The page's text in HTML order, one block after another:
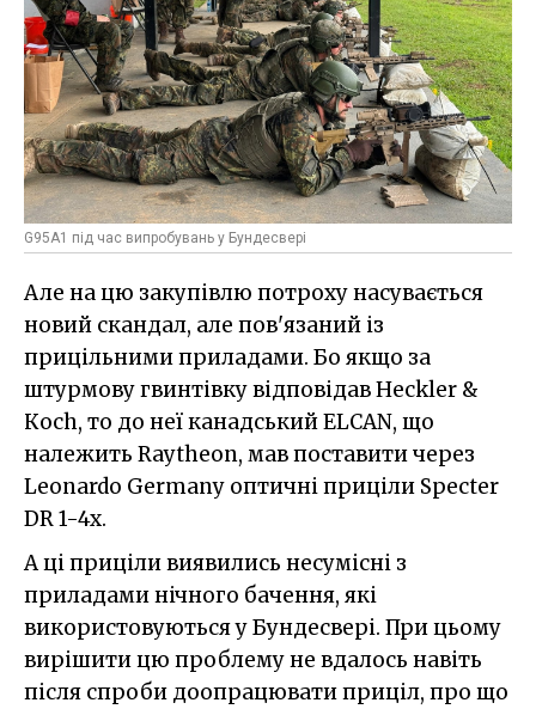
G95A1 під час випробувань у Бундесвері
Але на цю закупівлю потроху насувається
новий скандал, але пов'язаний із
прицільними приладами. Бо якщо за
штурмову гвинтівку відповідав Heckler &
Кoch, то до неї канадський ELCAN, що
належить Raytheon, мав поставити через
Leonardo Germany оптичні приціли Specter
DR 1-4x.
А ці приціли виявились несумісні з
приладами нічного бачення, які
використовуються у Бундесвері. При цьому
вирішити цю проблему не вдалось навіть
після спроби доопрацювати приціл, про що